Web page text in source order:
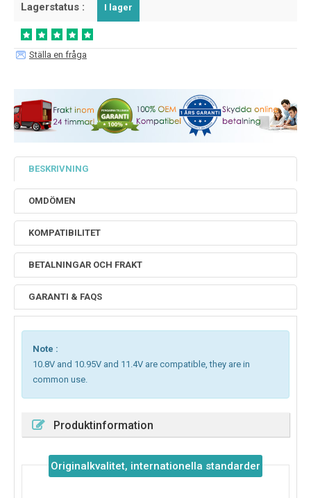
Lagerstatus : I lager
Ställa en fråga
BESKRIVNING
OMDÖMEN
KOMPATIBILITET
BETALNINGAR OCH FRAKT
GARANTI & FAQS
Note :
10.8V and 10.95V and 11.4V are compatible, they are in
common use.
Produktinformation
Originalkvalitet, internationella standarder